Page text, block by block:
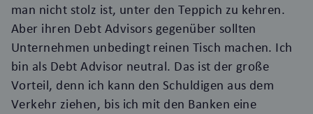
man nicht stolz ist, unter den Teppich zu kehren.
Aber ihren Debt Advisors gegenüber sollten
Unternehmen unbedingt reinen Tisch machen. Ich
bin als Debt Advisor neutral. Das ist der große
Vorteil, denn ich kann den Schuldigen aus dem
Verkehr ziehen, bis ich mit den Banken eine